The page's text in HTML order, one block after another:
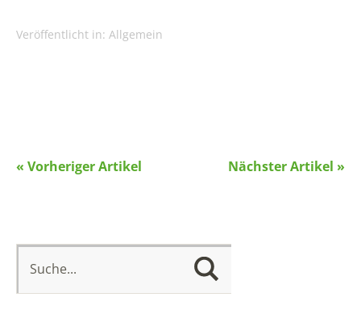
Veröffentlicht in: Allgemein
Nächster Artikel »
« Vorheriger Artikel